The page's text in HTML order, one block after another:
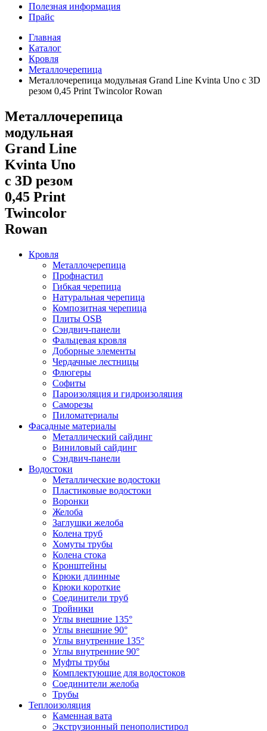
Полезная информация
Прайс
Главная
Каталог
Кровля
Металлочерепица
Металлочерепица модульная Grand Line Kvinta Uno c 3D
резом 0,45 Print Twincolor Rowan
Металлочерепица
модульная
Grand Line
Kvinta Uno
c 3D резом
0,45 Print
Twincolor
Rowan
Кровля
Металлочерепица
Профнастил
Гибкая черепица
Натуральная черепица
Композитная черепица
Плиты OSB
Сэндвич-панели
Фальцевая кровля
Доборные элементы
Чердачные лестницы
Флюгеры
Софиты
Пароизоляция и гидроизоляция
Саморезы
Пиломатериалы
Фасадные материалы
Металлический сайдинг
Виниловый сайдинг
Сэндвич-панели
Водостоки
Металлические водостоки
Пластиковые водостоки
Воронки
Желоба
Заглушки желоба
Колена труб
Хомуты трубы
Колена стока
Кронштейны
Крюки длинные
Крюки короткие
Соединители труб
Тройники
Углы внешние 135°
Углы внешние 90°
Углы внутренние 135°
Углы внутренние 90°
Муфты трубы
Комплектующие для водостоков
Соединители желоба
Трубы
Теплоизоляция
Каменная вата
Экструзионный пенополистирол